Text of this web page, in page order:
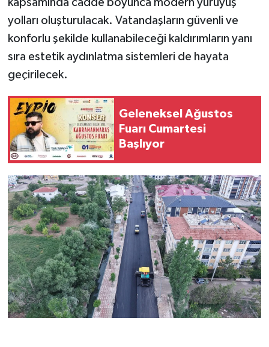
yolları oluşturulacak. Vatandaşların güvenli ve
konforlu şekilde kullanabileceği kaldırımların yanı
sıra estetik aydınlatma sistemleri de hayata
geçirilecek.
Geleneksel Ağustos
Fuarı Cumartesi
Başlıyor